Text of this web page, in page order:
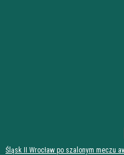
Śląsk II Wrocław po szalonym meczu